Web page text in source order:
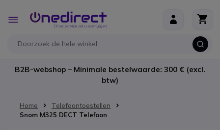
Toggle
Nav
B2B-webshop – Minimale bestelwaarde: 300 € (excl.
btw)
Home
Telefoontoestellen
Snom M325 DECT Telefoon